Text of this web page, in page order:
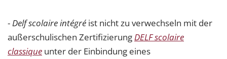
-Delf scolaire intégré ist nicht zu verwechseln mit der
außerschulischen ZertifizierungDELF scolaire
classique unter der Einbindung eines